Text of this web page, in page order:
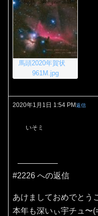
馬頭2020年賀状
961M.jpg
2020年1月1日 1:54 PM返信
いそミ
#2226 への返信
あけましておめでとう
本年も深いぃ宇チュ〜